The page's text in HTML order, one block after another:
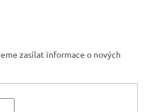
zasílat informace o nových